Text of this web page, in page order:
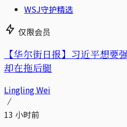
WSJ守护精选
仅限会员
【华尔街日报】习近平想要
却在拖后腿
Lingling Wei
13 小时前